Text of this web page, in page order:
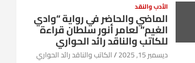
الأدب والنقد
الماضي والحاضر في رواية “وادي
الغيم” لعامر أنور سلطان قراءة
للكاتب والناقد رائد الحواري
ديسمبر 15, 2025 الكاتب والناقد رائد الحواري